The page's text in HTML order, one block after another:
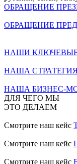
ОБРАЩЕНИЕ
ОБРАЩЕНИЕ
НАШИ
НАША
НАША БИЗНЕС-
ДЛЯ ЧЕГО МЫ
ЭТО ДЕЛАЕМ
Смотрите наш кейс
Смотрите наш кейс
Смотрите наш кейс